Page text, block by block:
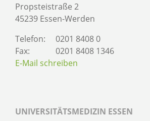
Propsteistraße 2
45239 Essen-Werden
Telefon:
0201 8408 0
Fax:
0201 8408 1346
E-Mail schreiben
UNIVERSITÄTSMEDIZIN ESSEN